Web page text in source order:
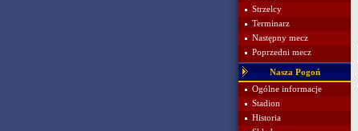
Strzelcy
Terminarz
Następny mecz
Poprzedni mecz
Nasza Pogoń
Ogólne informacje
Stadion
Historia